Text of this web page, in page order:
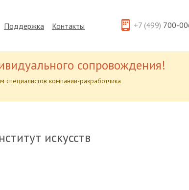
Поддержка Контакты +7 (499) 700-
сопровождения!
компании-разработчика
искусств